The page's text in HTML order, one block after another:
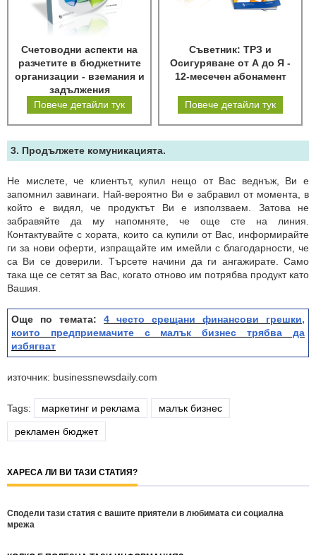
Счетоводни аспекти на
разчетите в бюджетните
организации - вземания и
задължения
Повече детайли тук
Съветник: ТРЗ и
Осигуряване от А до Я -
12-месечен абонамент
Повече детайли тук
3. Продължете комуникацията.
Не мислете, че клиентът, купил нещо от Вас веднъж, Ви е
запомнил завинаги. Най-вероятно Ви е забравил от момента, в
който е видял, че продуктът Ви е използваем. Затова не
забравяйте да му напомняте, че още сте на линия.
Контактувайте с хората, които са купили от Вас, информирайте
ги за нови оферти, изпращайте им имейли с благодарности, че
са Ви се доверили. Търсете начини да ги ангажирате. Само
така ще се сетят за Вас, когато отново им потрябва продукт като
Вашия.
Още по темата: 4 често срещани финансови грешки,
които предприемачите с малък бизнес трябва да
избягват
източник: businessnewsdaily.com
Tags: маркетинг и реклама малък бизнес
рекламен бюджет
ХАРЕСА ЛИ ВИ ТАЗИ СТАТИЯ?
Сподели тази статия с вашите приятели в любимата си социална
мрежа